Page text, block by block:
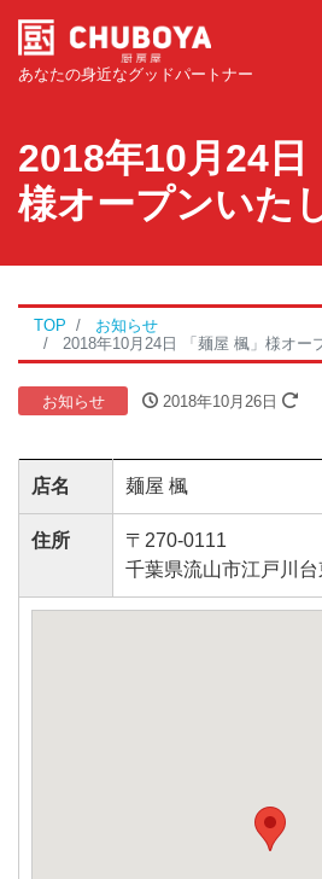
あなたの身近なグッドパートナー
2018年10月24日
様オープンいた
TOP
お知らせ
2018年10月24日 「麺屋 楓」様オー
お知らせ 2018年10月26日
店名 麺屋 楓
住所
〒270-0111
千葉県流山市江戸川台